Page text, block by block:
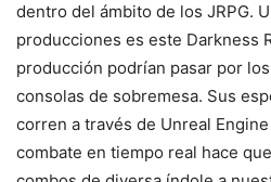
dentro del ámbito de los JRPG.
producciones es este Darkness
producción podrían pasar por
consolas de sobremesa. Sus
corren a través de Unreal
combate en tiempo real hace